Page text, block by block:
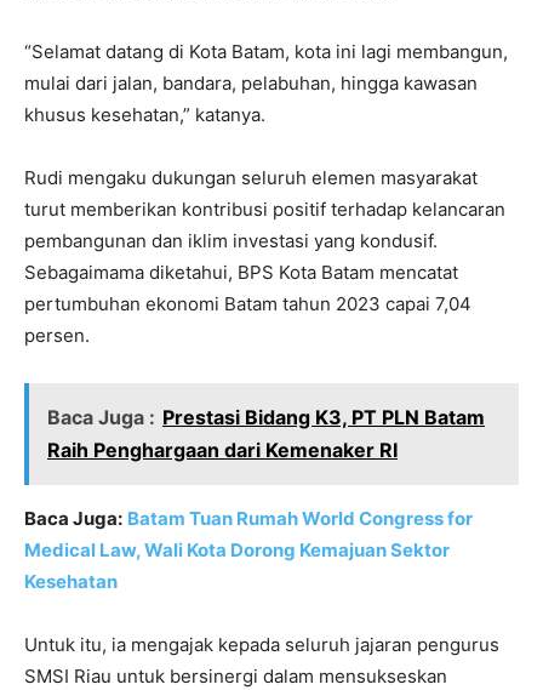
“Selamat datang di Kota Batam, kota ini lagi membangun,
mulai dari jalan, bandara, pelabuhan, hingga kawasan
khusus kesehatan,” katanya.
Rudi mengaku dukungan seluruh elemen masyarakat
turut memberikan kontribusi positif terhadap kelancaran
pembangunan dan iklim investasi yang kondusif.
Sebagaimama diketahui, BPS Kota Batam mencatat
pertumbuhan ekonomi Batam tahun 2023 capai 7,04
persen.
Baca Juga : Prestasi Bidang K3, PT PLN Batam
Raih Penghargaan dari Kemenaker RI
Baca Juga: Batam Tuan Rumah World Congress for
Medical Law, Wali Kota Dorong Kemajuan Sektor
Kesehatan
Untuk itu, ia mengajak kepada seluruh jajaran pengurus
SMSI Riau untuk bersinergi dalam mensukseskan